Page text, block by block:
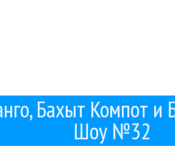
Бахыт Компот и
Шоу №32